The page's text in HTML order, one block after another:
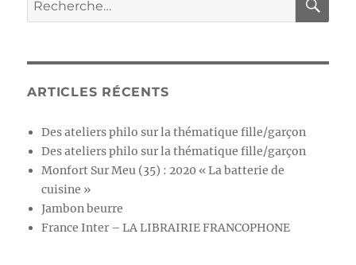
ARTICLES RÉCENTS
Des ateliers philo sur la thématique fille/garçon
Des ateliers philo sur la thématique fille/garçon
Monfort Sur Meu (35) : 2020 « La batterie de
cuisine »
Jambon beurre
France Inter – LA LIBRAIRIE FRANCOPHONE